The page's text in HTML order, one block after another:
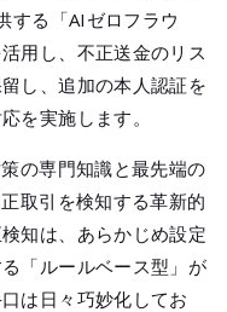
する「AIゼロフラウ
用し、不正送金のリス
し、追加の本人認証を
を実施します。
の専門知識と最先端の
取引を検知する革新的
知は、あらかじめ設定
「ルールベース型」が
は日々巧妙化してお